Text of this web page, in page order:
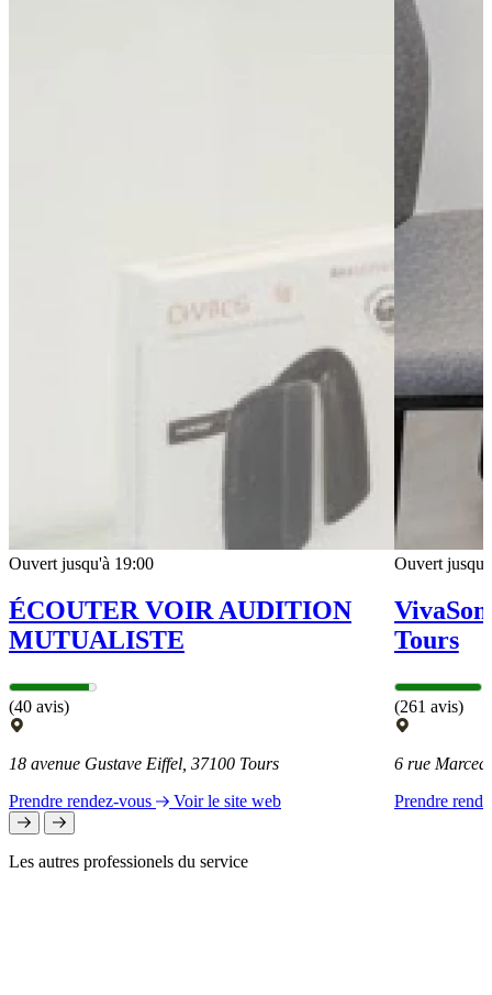
Ouvert jusqu'à 19:00
ÉCOUTER VOIR AUDITION
MUTUALISTE
(40 avis)
18 avenue Gustave Eiffel, 37100 Tours
Prendre rendez-vous
Voir le site web
Ouvert
Tours
(261 avis)
6 rue
Prendre
Les autres professionels du service